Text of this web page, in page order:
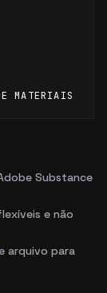
MATERIAIS
Substance
e não
arquivo para